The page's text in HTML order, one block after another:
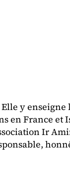
y enseigne
en France et
Ir